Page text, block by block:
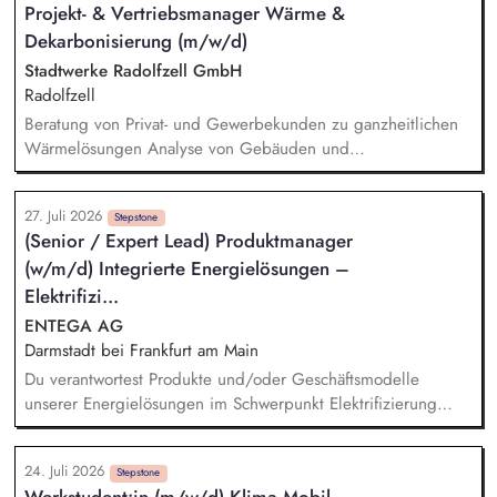
Weiterentwicklung von Klimaschutzprojekten und
Projektportfolios im Kontext der Zero-Emission-Transition,
beraten interne und externe Stakeholder und entwickeln
gemeinsam mit relevanten Fachbereichen kundenorientierte
Nachhaltigkeitslösungen.
Projekt- & Vertriebsmanager Wärme &
Dekarbonisierung (m/w/d)
Stadtwerke Radolfzell GmbH
Radolfzell
Beratung von Privat- und Gewerbekunden zu ganzheitlichen
Wärmelösungen Analyse von Gebäuden und
Kundenbedürfnissen sowie Entwicklung maßgeschneiderter
Energie- und Versorgungskonzepte Erstellung, Präsentation
und aktive Nachverfolgung von Angeboten Ganzheitliche
Begleitung der Kunden – vom Erstkontakt bis zum
Vertragsabschluss sowie der Nachbetreuung
Eigenverantwortliche Steuerung und Umsetzung von
Projekten
27. Juli 2026 Stepstone
(Senior / Expert Lead) Produktmanager
(w/m/d) Integrierte Energielösungen –
Elektrifizi...
ENTEGA AG
Darmstadt bei Frankfurt am Main
Du verantwortest Produkte und/oder Geschäftsmodelle
unserer Energielösungen im Schwerpunkt Elektrifizierung
oder Wärmetransformation und entwickelst sie von der
Marktanforderung bis zur Einführung und Skalierung weiter.
Du steuerst den wirtschaftlichen und marktseitigen Erfolg
24. Juli 2026 Stepstone